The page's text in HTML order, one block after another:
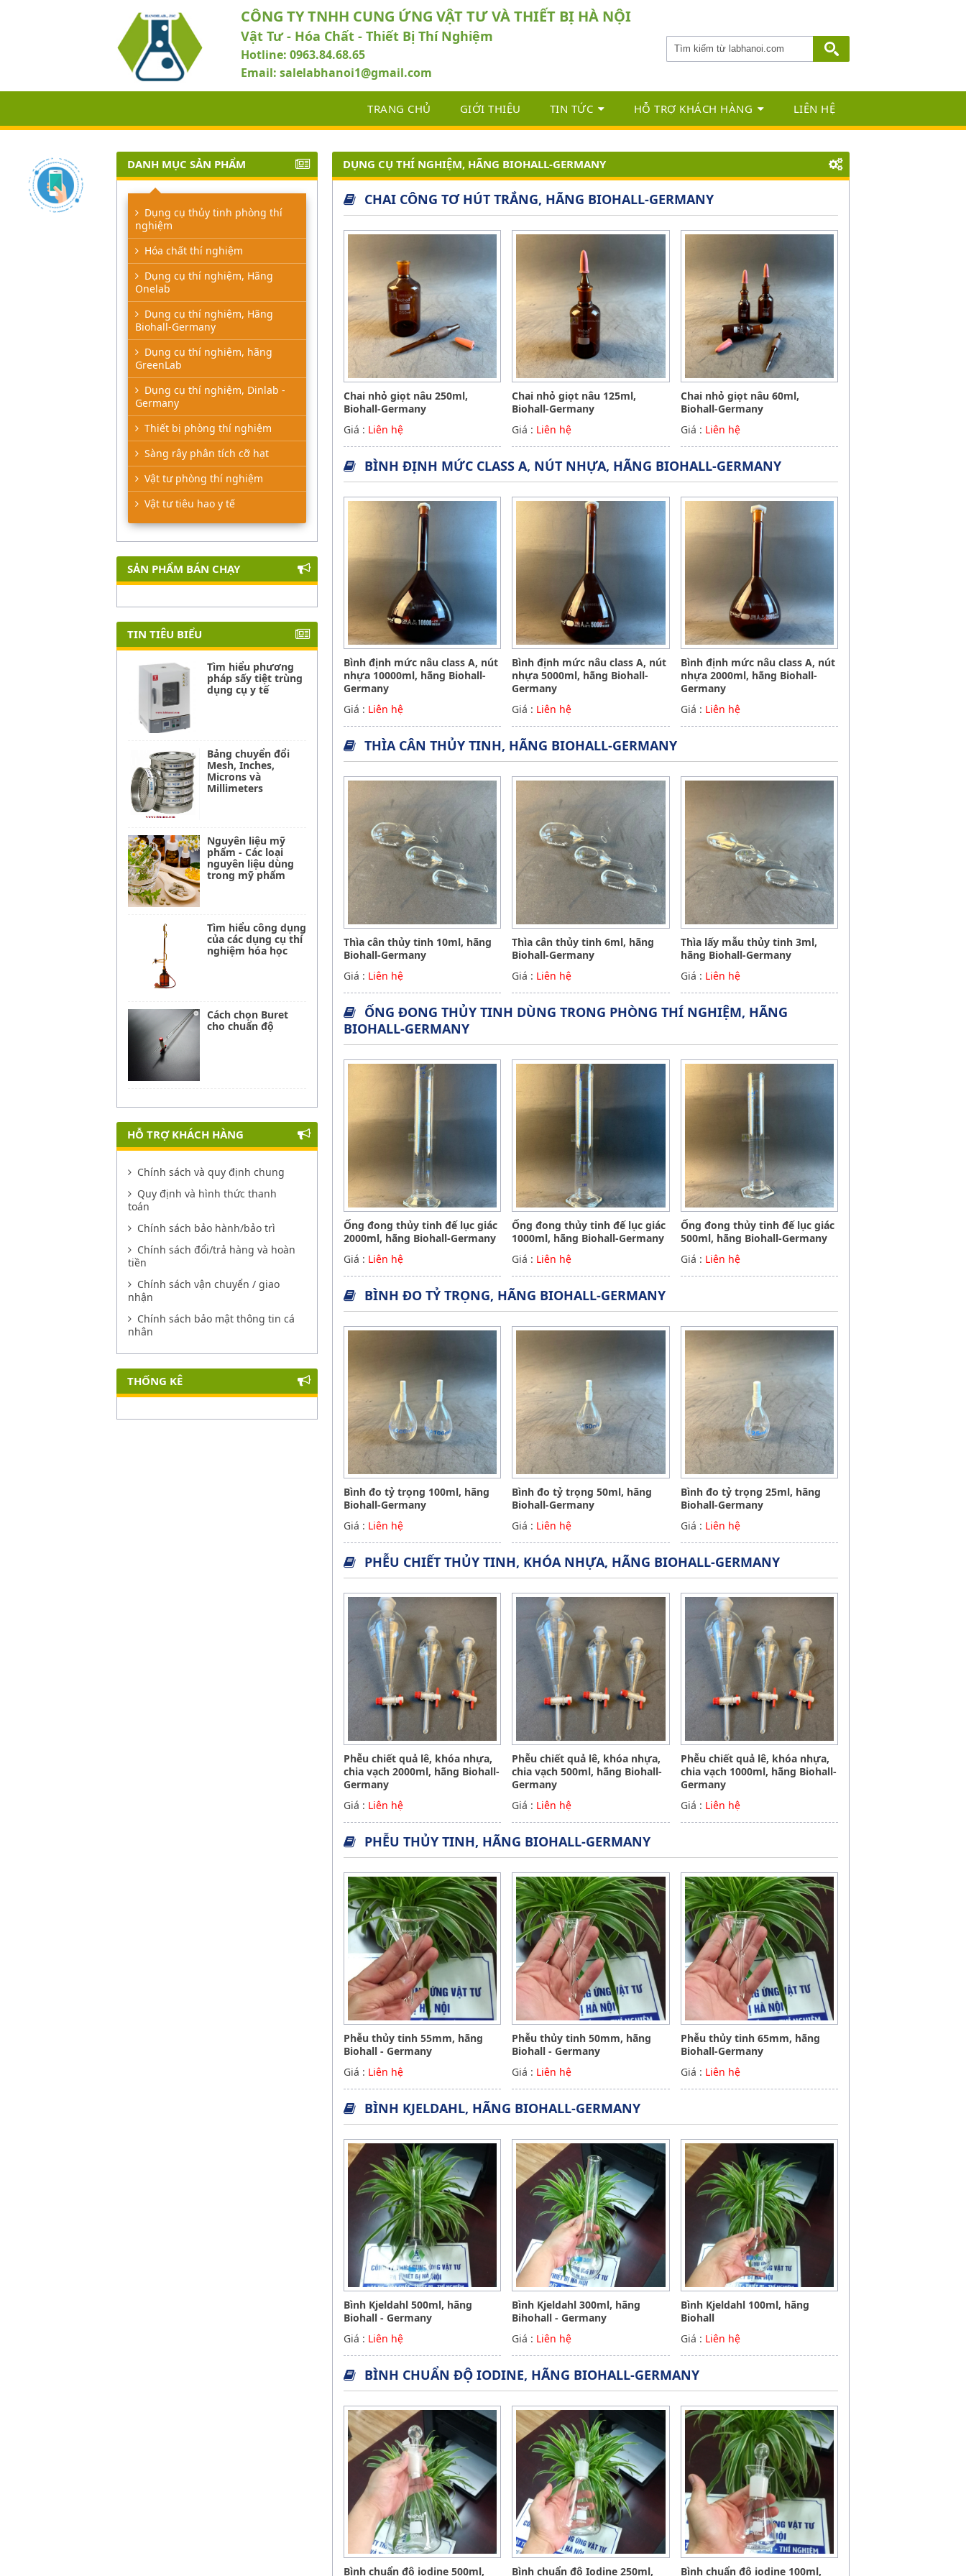
CÔNG TY TNHH CUNG ỨNG VẬT TƯ VÀ THIẾT BỊ HÀ NỘI
Vật Tư - Hóa Chất - Thiết Bị Thí Nghiệm
Hotline: 0963.84.68.65
Email: salelabhanoi1@gmail.com
TRANG CHỦ GIỚI THIỆU TIN TỨC HỖ TRỢ KHÁCH HÀNG LIÊN HỆ
DỤNG CỤ THÍ NGHIỆM, HÃNG BIOHALL-GERMANY
CHAI CÔNG TƠ HÚT TRẮNG, HÃNG BIOHALL-GERMANY
Chai nhỏ giọt nâu 250ml,
Biohall-Germany
Giá : Liên hệ
Chai nhỏ giọt nâu 125ml,
Biohall-Germany
Giá : Liên hệ
Chai nhỏ giọt nâu 60ml,
Biohall-Germany
Giá : Liên hệ
BÌNH ĐỊNH MỨC CLASS A, NÚT NHỰA, HÃNG BIOHALL-GERMANY
Bình định mức nâu class A, nút
nhựa 10000ml, hãng Biohall-
Germany
Giá : Liên hệ
Bình định mức nâu class A, nút
nhựa 5000ml, hãng Biohall-
Germany
Giá : Liên hệ
Bình định mức nâu class A, nút
nhựa 2000ml, hãng Biohall-
Germany
Giá : Liên hệ
THÌA CÂN THỦY TINH, HÃNG BIOHALL-GERMANY
Thìa cân thủy tinh 10ml, hãng
Biohall-Germany
Giá : Liên hệ
Thìa cân thủy tinh 6ml, hãng
Biohall-Germany
Giá : Liên hệ
Thìa lấy mẫu thủy tinh 3ml,
hãng Biohall-Germany
Giá : Liên hệ
ỐNG ĐONG THỦY TINH DÙNG TRONG PHÒNG THÍ NGHIỆM, HÃNG
BIOHALL-GERMANY
Ống đong thủy tinh đế lục giác
2000ml, hãng Biohall-Germany
Giá : Liên hệ
Ống đong thủy tinh đế lục giác
1000ml, hãng Biohall-Germany
Giá : Liên hệ
Ống đong thủy tinh đế lục giác
500ml, hãng Biohall-Germany
Giá : Liên hệ
BÌNH ĐO TỶ TRỌNG, HÃNG BIOHALL-GERMANY
Bình đo tỷ trọng 100ml, hãng
Biohall-Germany
Giá : Liên hệ
Bình đo tỷ trọng 50ml, hãng
Biohall-Germany
Giá : Liên hệ
Bình đo tỷ trọng 25ml, hãng
Biohall-Germany
Giá : Liên hệ
PHỄU CHIẾT THỦY TINH, KHÓA NHỰA, HÃNG BIOHALL-GERMANY
Phễu chiết quả lê, khóa nhựa,
chia vạch 2000ml, hãng Biohall-
Germany
Giá : Liên hệ
Phễu chiết quả lê, khóa nhựa,
chia vạch 500ml, hãng Biohall-
Germany
Giá : Liên hệ
Phễu chiết quả lê, khóa nhựa,
chia vạch 1000ml, hãng Biohall-
Germany
Giá : Liên hệ
PHỄU THỦY TINH, HÃNG BIOHALL-GERMANY
Phễu thủy tinh 55mm, hãng
Biohall - Germany
Giá : Liên hệ
Phễu thủy tinh 50mm, hãng
Biohall - Germany
Giá : Liên hệ
Phễu thủy tinh 65mm, hãng
Biohall-Germany
Giá : Liên hệ
BÌNH KJELDAHL, HÃNG BIOHALL-GERMANY
Bình Kjeldahl 500ml, hãng
Biohall - Germany
Giá : Liên hệ
Bình Kjeldahl 300ml, hãng
Bihohall - Germany
Giá : Liên hệ
Bình Kjeldahl 100ml, hãng
Biohall
Giá : Liên hệ
BÌNH CHUẨN ĐỘ IODINE, HÃNG BIOHALL-GERMANY
Bình chuẩn độ iodine 500ml, Bình chuẩn độ Iodine 250ml, Bình chuẩn độ iodine 100ml,
DANH MỤC SẢN PHẨM
Dụng cụ thủy tinh phòng thí
nghiệm
Hóa chất thí nghiệm
Dụng cụ thí nghiệm, Hãng
Onelab
Dụng cụ thí nghiệm, Hãng
Biohall-Germany
Dụng cụ thí nghiệm, hãng
GreenLab
Dụng cụ thí nghiệm, Dinlab -
Germany
Thiết bị phòng thí nghiệm
Sàng rây phân tích cỡ hạt
Vật tư phòng thí nghiệm
Vật tư tiêu hao y tế
SẢN PHẨM BÁN CHẠY
TIN TIÊU BIỂU
Tìm hiểu phương
pháp sấy tiệt trùng
dụng cụ y tế
Bảng chuyển đổi
Mesh, Inches,
Microns và
Millimeters
Nguyên liệu mỹ
phẩm - Các loại
nguyên liệu dùng
trong mỹ phẩm
Tìm hiểu công dụng
của các dụng cụ thí
nghiệm hóa học
Cách chọn Buret
cho chuẩn độ
HỖ TRỢ KHÁCH HÀNG
Chính sách và quy định chung
Quy định và hình thức thanh
toán
Chính sách bảo hành/bảo trì
Chính sách đổi/trả hàng và hoàn
tiền
Chính sách vận chuyển / giao
nhận
Chính sách bảo mật thông tin cá
nhân
THỐNG KÊ